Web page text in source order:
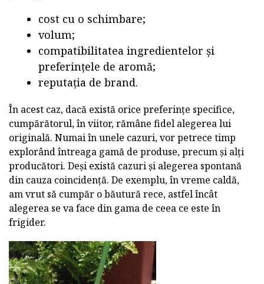
cost cu o schimbare;
volum;
compatibilitatea ingredientelor și
preferințele de aromă;
reputația de brand.
În acest caz, dacă există orice preferințe specifice,
cumpărătorul, în viitor, rămâne fidel alegerea lui
originală. Numai în unele cazuri, vor petrece timp
explorând întreaga gamă de produse, precum și alți
producători. Deși există cazuri și alegerea spontană
din cauza coincidență. De exemplu, în vreme caldă,
am vrut să cumpăr o băutură rece, astfel încât
alegerea se va face din gama de ceea ce este în
frigider.